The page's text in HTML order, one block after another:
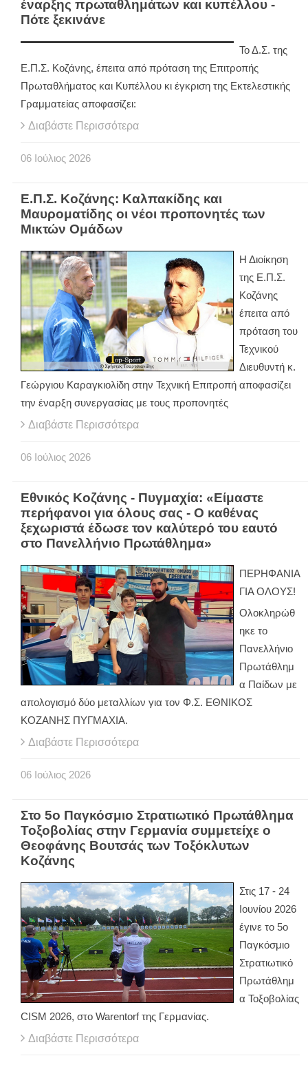
έναρξης πρωταθλημάτων και κυπέλλου -
Πότε ξεκινάνε
Το Δ.Σ. της
Ε.Π.Σ. Κοζάνης, έπειτα από πρόταση της Επιτροπής
Πρωταθλήματος και Κυπέλλου κι έγκριση της Εκτελεστικής
Γραμματείας αποφασίζει:
Διαβάστε Περισσότερα
06 Ιούλιος 2026
Ε.Π.Σ. Κοζάνης: Καλπακίδης και
Μαυροματίδης οι νέοι προπονητές των
Μικτών Ομάδων
Η Διοίκηση
της Ε.Π.Σ.
Κοζάνης
έπειτα από
πρόταση του
Τεχνικού
Διευθυντή κ.
Γεώργιου Καραγκιολίδη στην Τεχνική Επιτροπή αποφασίζει
την έναρξη συνεργασίας με τους προπονητές
Διαβάστε Περισσότερα
06 Ιούλιος 2026
Εθνικός Κοζάνης - Πυγμαχία: «Είμαστε
περήφανοι για όλους σας - Ο καθένας
ξεχωριστά έδωσε τον καλύτερό του εαυτό
στο Πανελλήνιο Πρωτάθλημα»
ΠΕΡΗΦΑΝΙΑ
ΓΙΑ ΟΛΟΥΣ!
Ολοκληρώθ
ηκε το
Πανελλήνιο
Πρωτάθλημ
α Παίδων με
απολογισμό δύο μεταλλίων για τον Φ.Σ. ΕΘΝΙΚΟΣ
ΚΟΖΑΝΗΣ ΠΥΓΜΑΧΙΑ.
Διαβάστε Περισσότερα
06 Ιούλιος 2026
Στο 5ο Παγκόσμιο Στρατιωτικό Πρωτάθλημα
Τοξοβολίας στην Γερμανία συμμετείχε ο
Θεοφάνης Βουτσάς των Τοξόκλυτων
Κοζάνης
Στις 17 - 24
Ιουνίου 2026
έγινε το 5ο
Παγκόσμιο
Στρατιωτικό
Πρωτάθλημ
α Τοξοβολίας
CISM 2026, στο Warentorf της Γερμανίας.
Διαβάστε Περισσότερα